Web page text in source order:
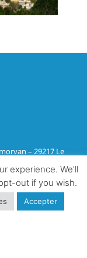
– 29217 Le
experience. We'll
out if you wish.
Accepter